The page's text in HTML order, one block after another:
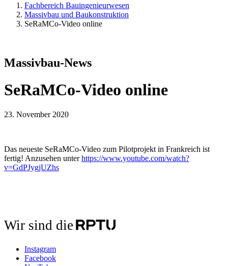
Fachbereich Bauingenieurwesen
Massivbau und Baukonstruktion
SeRaMCo-Video online
Massivbau-News
SeRaMCo-Video online
23. November 2020
Das neueste SeRaMCo-Video zum Pilotprojekt in Frankreich ist
fertig! Anzusehen unterhttps://www.youtube.com/watch?
v=GdPJygjUZhs
Wir sind die
Instagram
Facebook